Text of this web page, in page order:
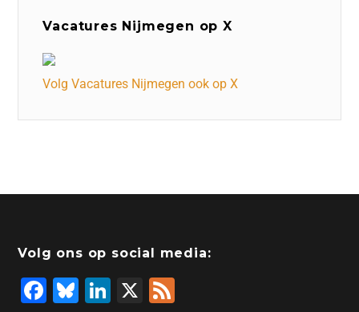
Vacatures Nijmegen op X
Volg Vacatures Nijmegen ook op X
Volg ons op social media:
F
Bl
Li X